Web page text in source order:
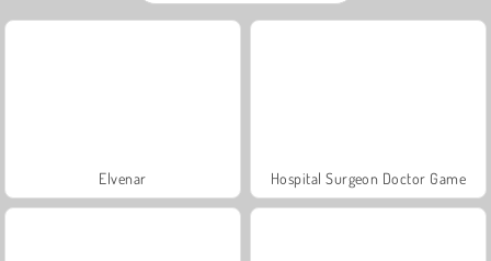
Elvenar Hospital Surgeon Doctor Game